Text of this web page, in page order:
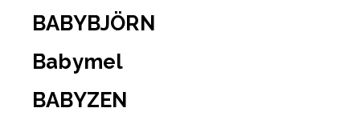
BABYBJÖRN
Babymel
BABYZEN